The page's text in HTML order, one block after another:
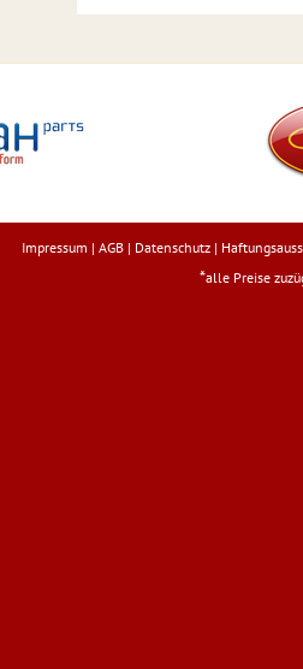
Impressum | AGB | Datenschutz |
*alle Preise